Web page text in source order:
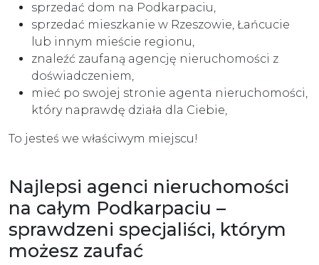
sprzedać dom na Podkarpaciu,
sprzedać mieszkanie w Rzeszowie, Łańcucie
lub innym mieście regionu,
znaleźć zaufaną agencję nieruchomości z
doświadczeniem,
mieć po swojej stronie agenta nieruchomości,
który naprawdę działa dla Ciebie,
To jesteś we właściwym miejscu!
Najlepsi agenci nieruchomości
na całym Podkarpaciu –
sprawdzeni specjaliści, którym
możesz zaufać